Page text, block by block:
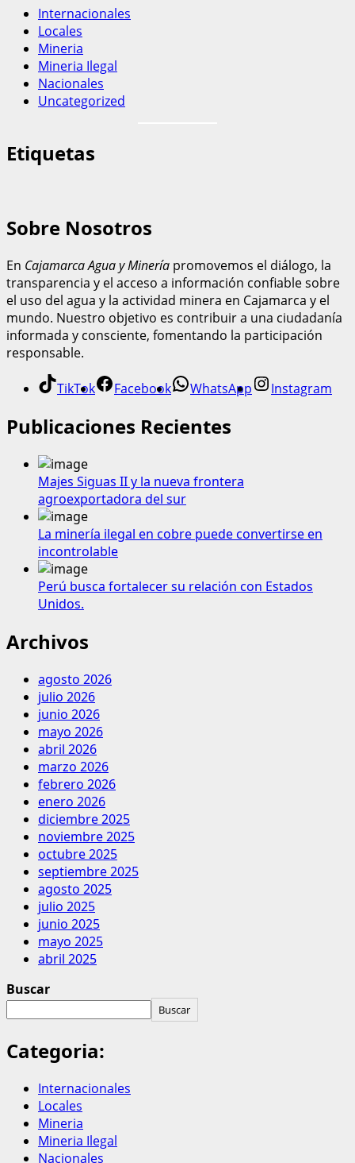
Internacionales
Locales
Mineria
Mineria Ilegal
Nacionales
Uncategorized
Etiquetas
Sobre Nosotros
En Cajamarca Agua y Minería promovemos el diálogo, la
transparencia y el acceso a información confiable sobre
el uso del agua y la actividad minera en Cajamarca y el
mundo. Nuestro objetivo es contribuir a una ciudadanía
informada y consciente, fomentando la participación
responsable.
TikTok Facebook WhatsApp Instagram
Publicaciones Recientes
Majes Siguas II y la nueva frontera
agroexportadora del sur
La minería ilegal en cobre puede convertirse en
incontrolable
Perú busca fortalecer su relación con Estados
Unidos.
Archivos
agosto 2026
julio 2026
junio 2026
mayo 2026
abril 2026
marzo 2026
febrero 2026
enero 2026
diciembre 2025
noviembre 2025
octubre 2025
septiembre 2025
agosto 2025
julio 2025
junio 2025
mayo 2025
abril 2025
Buscar
Buscar
Categoria:
Internacionales
Locales
Mineria
Mineria Ilegal
Nacionales